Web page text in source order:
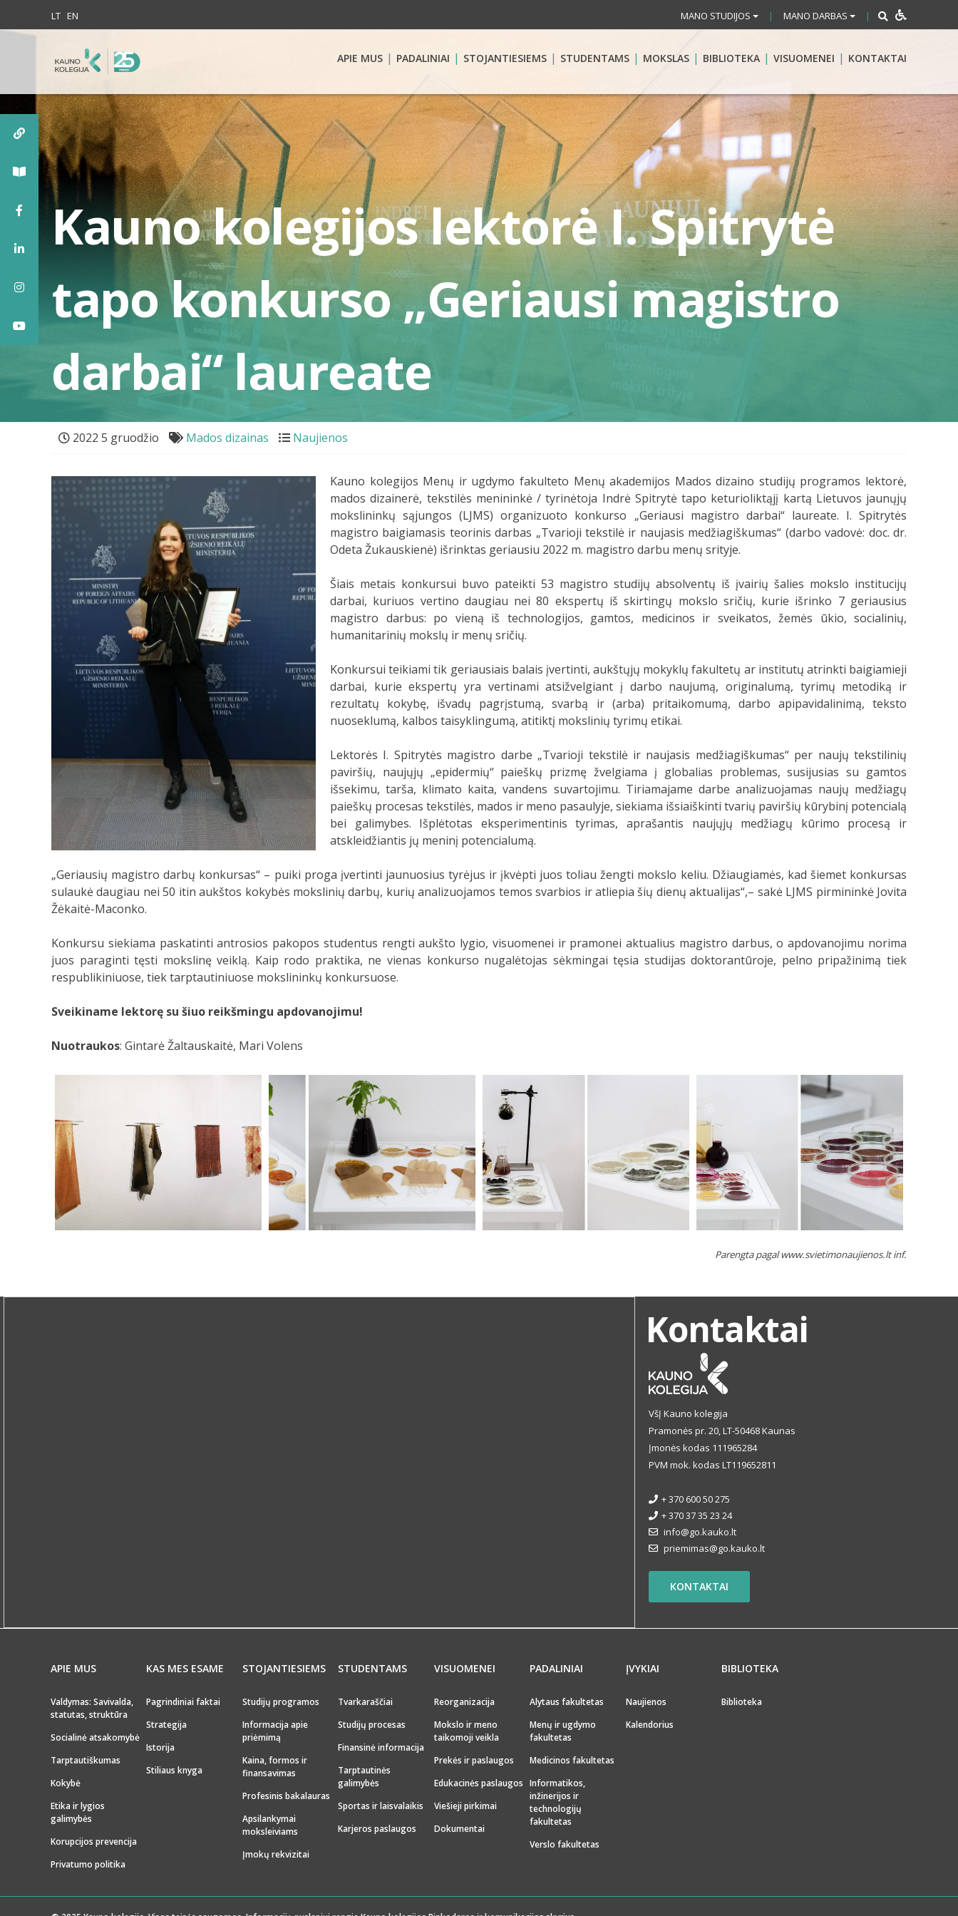
LT EN MANO STUDIJOS | MANO DARBAS |
APIE MUS PADALINIAI STOJANTIESIEMS STUDENTAMS MOKSLAS BIBLIOTEKA VISUOMENEI KONTAKTAI
Kauno kolegijos lektorė I. Spitrytė
tapo konkurso „Geriausi magistro
darbai“ laureate
2022 5 gruodžio Mados dizainas Naujienos
Kauno kolegijos Menų ir ugdymo fakulteto Menų akademijos Mados dizaino studijų programos lektorė,
mados dizainerė, tekstilės menininkė / tyrinėtoja Indrė Spitrytė tapo keturioliktąjį kartą Lietuvos jaunųjų
mokslininkų sąjungos (LJMS) organizuoto konkurso „Geriausi magistro darbai“ laureate. I. Spitrytės
magistro baigiamasis teorinis darbas „Tvarioji tekstilė ir naujasis medžiagiškumas“ (darbo vadovė: doc. dr.
Odeta Žukauskienė) išrinktas geriausiu 2022 m. magistro darbu menų srityje.
Šiais metais konkursui buvo pateikti 53 magistro studijų absolventų iš įvairių šalies mokslo institucijų
darbai, kuriuos vertino daugiau nei 80 ekspertų iš skirtingų mokslo sričių, kurie išrinko 7 geriausius
magistro darbus: po vieną iš technologijos, gamtos, medicinos ir sveikatos, žemės ūkio, socialinių,
humanitarinių mokslų ir menų sričių.
Konkursui teikiami tik geriausiais balais įvertinti, aukštųjų mokyklų fakultetų ar institutų atrinkti baigiamieji
darbai, kurie ekspertų yra vertinami atsižvelgiant į darbo naujumą, originalumą, tyrimų metodiką ir
rezultatų kokybę, išvadų pagrįstumą, svarbą ir (arba) pritaikomumą, darbo apipavidalinimą, teksto
nuoseklumą, kalbos taisyklingumą, atitiktį mokslinių tyrimų etikai.
Lektorės I. Spitrytės magistro darbe „Tvarioji tekstilė ir naujasis medžiagiškumas“ per naujų tekstilinių
paviršių, naujųjų „epidermių“ paieškų prizmę žvelgiama į globalias problemas, susijusias su gamtos
išsekimu, tarša, klimato kaita, vandens suvartojimu. Tiriamajame darbe analizuojamas naujų medžiagų
paieškų procesas tekstilės, mados ir meno pasaulyje, siekiama išsiaiškinti tvarių paviršių kūrybinį potencialą
bei galimybes. Išplėtotas eksperimentinis tyrimas, aprašantis naujųjų medžiagų kūrimo procesą ir
atskleidžiantis jų meninį potencialumą.
„Geriausių magistro darbų konkursas“ – puiki proga įvertinti jaunuosius tyrėjus ir įkvėpti juos toliau žengti mokslo keliu. Džiaugiamės, kad šiemet konkursas
sulaukė daugiau nei 50 itin aukštos kokybės mokslinių darbų, kurių analizuojamos temos svarbios ir atliepia šių dienų aktualijas“,– sakė LJMS pirmininkė Jovita
Žėkaitė-Maconko.
Konkursu siekiama paskatinti antrosios pakopos studentus rengti aukšto lygio, visuomenei ir pramonei aktualius magistro darbus, o apdovanojimu norima
juos paraginti tęsti mokslinę veiklą. Kaip rodo praktika, ne vienas konkurso nugalėtojas sėkmingai tęsia studijas doktorantūroje, pelno pripažinimą tiek
respublikiniuose, tiek tarptautiniuose mokslininkų konkursuose.
Sveikiname lektorę su šiuo reikšmingu apdovanojimu!
Nuotraukos: Gintarė Žaltauskaitė, Mari Volens
Parengta pagal www.svietimonaujienos.lt inf.
Kontaktai
VšĮ Kauno kolegija
Pramonės pr. 20, LT-50468 Kaunas
Įmonės kodas 111965284
PVM mok. kodas LT119652811
+ 370 600 50 275
+ 370 37 35 23 24
info@go.kauko.lt
priemimas@go.kauko.lt
KONTAKTAI
APIE MUS
Valdymas: Savivalda,
statutas, struktūra
Socialinė atsakomybė
Tarptautiškumas
Kokybė
Etika ir lygios
galimybės
Korupcijos prevencija
Privatumo politika
KAS MES ESAME
Pagrindiniai faktai
Strategija
Istorija
Stiliaus knyga
STOJANTIESIEMS
Studijų programos
Informacija apie
priėmimą
Kaina, formos ir
finansavimas
Profesinis bakalauras
Apsilankymai
moksleiviams
Įmokų rekvizitai
STUDENTAMS
Tvarkaraščiai
Studijų procesas
Finansinė informacija
Tarptautinės
galimybės
Sportas ir laisvalaikis
Karjeros paslaugos
VISUOMENEI
Reorganizacija
Mokslo ir meno
taikomoji veikla
Prekės ir paslaugos
Edukacinės paslaugos
Viešieji pirkimai
Dokumentai
PADALINIAI
Alytaus fakultetas
Menų ir ugdymo
fakultetas
Medicinos fakultetas
Informatikos,
inžinerijos ir
technologijų
fakultetas
Verslo fakultetas
ĮVYKIAI
Naujienos
Kalendorius
BIBLIOTEKA
Biblioteka